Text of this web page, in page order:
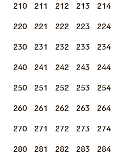
210 211 212 213 214
220 221 222 223 224
230 231 232 233 234
240 241 242 243 244
250 251 252 253 254
260 261 262 263 264
270 271 272 273 274
280 281 282 283 284